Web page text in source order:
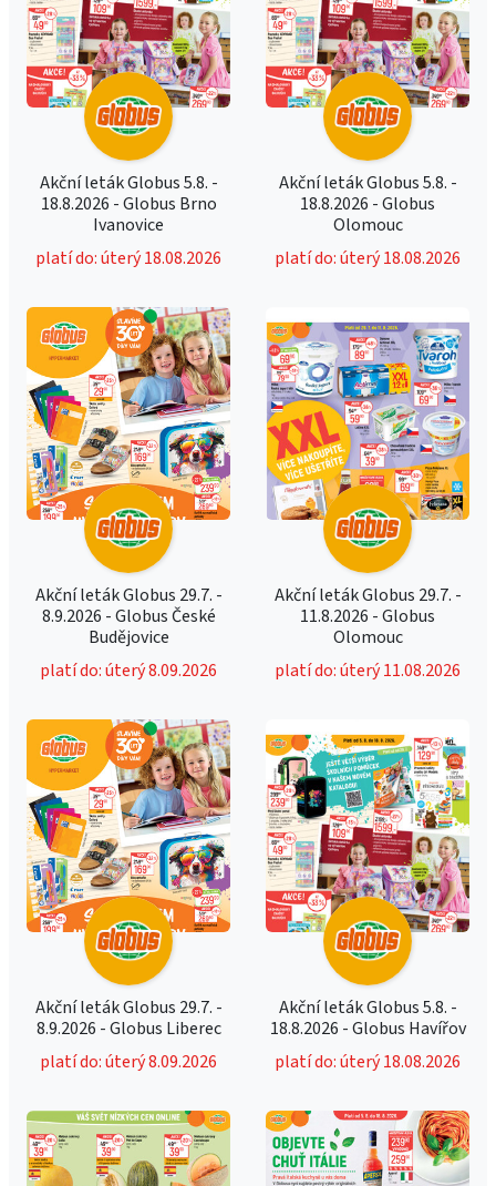
Akční leták Globus 5.8. -
18.8.2026 - Globus Brno
Ivanovice
platí do: úterý 18.08.2026
Akční leták Globus 5.8. -
18.8.2026 - Globus
Olomouc
platí do: úterý 18.08.2026
Akční leták Globus 29.7. -
8.9.2026 - Globus České
Budějovice
platí do: úterý 8.09.2026
Akční leták Globus 29.7. -
11.8.2026 - Globus
Olomouc
platí do: úterý 11.08.2026
Akční leták Globus 29.7. -
8.9.2026 - Globus Liberec
platí do: úterý 8.09.2026
Akční leták Globus 5.8. -
18.8.2026 - Globus Havířov
platí do: úterý 18.08.2026